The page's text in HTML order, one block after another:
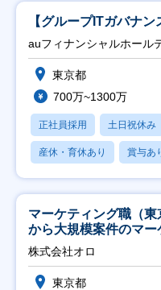
【グループITガバナン
auフィナンシャルホール
東京都
700万~1300万
正社員採用 土日祝休み
産休・育休あり 賞与あ
マーケティング職（
から大規模案件のマ
修充実】
株式会社オロ
東京都